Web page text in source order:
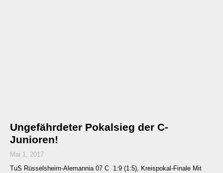
Ungefährdeter Pokalsieg der C-
Junioren!
Mai 1, 2017
TuS Rüsselsheim-Alemannia 07 C 1:9 (1:5), Kreispokal-Finale Mit